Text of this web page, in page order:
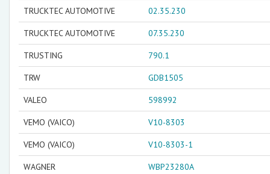
TRUCKTEC AUTOMOTIVE 02.35.230
TRUCKTEC AUTOMOTIVE 07.35.230
TRUSTING 790.1
TRW GDB1505
VALEO 598992
VEMO (VAICO) V10-8303
VEMO (VAICO) V10-8303-1
WAGNER WBP23280A